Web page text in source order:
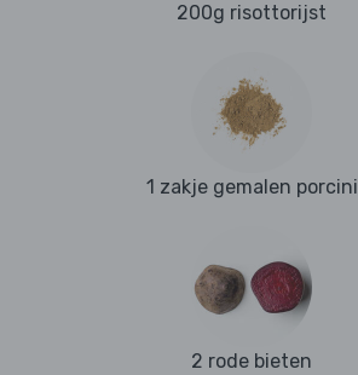
200g risottorijst
1 zakje gemalen porcini
2 rode bieten